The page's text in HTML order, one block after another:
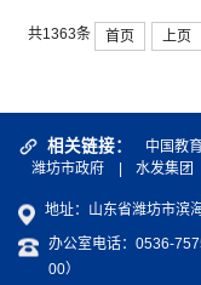
共1363条 首页 上页
相关链接： 中国教
潍坊市政府
水发集团
地址：山东省潍坊市滨
办公室电话：0536-
00）